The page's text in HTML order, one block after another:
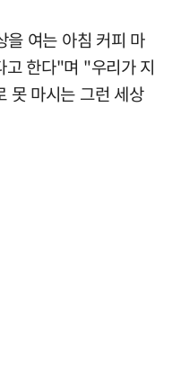
을 여는 아침 커피 마
고 한다"며 "우리가 지
못 마시는 그런 세상